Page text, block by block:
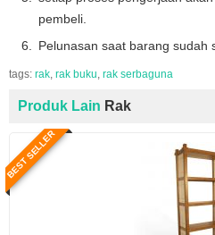
pembeli.
Pelunasan saat barang sudah
tags: rak, rak buku, rak serbaguna
Produk Lain Rak
BEST SELLER